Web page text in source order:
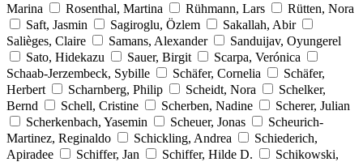
Marina
Rosenthal, Martina Rühmann, Lars
Rütten, Nora
Saft, Jasmin
Sagiroglu, Özlem
Sakallah, Abir
Salièges, Claire
Samans, Alexander
Sanduijav, Oyungerel
Sato, Hidekazu
Sauer, Birgit
Scarpa, Verónica
Schaab-Jerzembeck, Sybille
Schäfer, Cornelia
Schäfer,
Herbert
Scharnberg, Philip Scheidt, Nora
Schelker,
Bernd
Schell, Cristine Scherben, Nadine
Scherer, Julian
Scherkenbach, Yasemin
Scheuer, Jonas
Scheurich-
Martinez, Reginaldo
Schickling, Andrea
Schiederich,
Apiradee
Schiffer, Jan Schiffer, Hilde D.
Schikowski,